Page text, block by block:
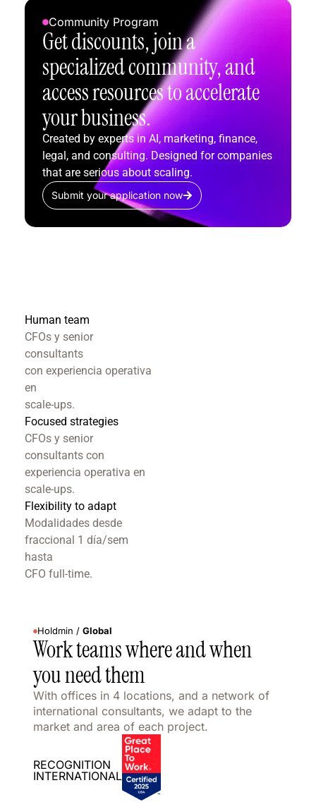
Community Program
Get discounts, join a
specialized community, and
access resources to accelerate
your business.
Created by experts in AI, marketing, finance,
legal, and consulting. Designed for companies
that are serious about scaling.
Submit your application now
Human team
CFOs y senior
consultants
con experiencia operativa
en
scale-ups.
Focused strategies
CFOs y senior
consultants con
experiencia operativa en
scale-ups.
Flexibility to adapt
Modalidades desde
fraccional 1 día/sem
hasta
CFO full-time.
Holdmin /Global
Work teams where and when
you need them
With offices in 4 locations, and a network of
international consultants, we adapt to the
market and area of each project.
RECOGNITION
INTERNATIONAL